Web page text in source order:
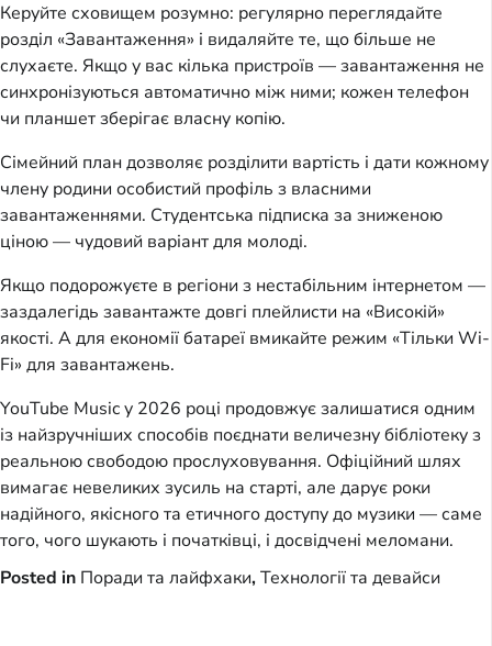
Керуйте сховищем розумно: регулярно переглядайте
розділ «Завантаження» і видаляйте те, що більше не
слухаєте. Якщо у вас кілька пристроїв — завантаження не
синхронізуються автоматично між ними; кожен телефон
чи планшет зберігає власну копію.
Сімейний план дозволяє розділити вартість і дати кожному
члену родини особистий профіль з власними
завантаженнями. Студентська підписка за зниженою
ціною — чудовий варіант для молоді.
Якщо подорожуєте в регіони з нестабільним інтернетом —
заздалегідь завантажте довгі плейлисти на «Високій»
якості. А для економії батареї вмикайте режим «Тільки Wi-
Fi» для завантажень.
YouTube Music у 2026 році продовжує залишатися одним
із найзручніших способів поєднати величезну бібліотеку з
реальною свободою прослуховування. Офіційний шлях
вимагає невеликих зусиль на старті, але дарує роки
надійного, якісного та етичного доступу до музики — саме
того, чого шукають і початківці, і досвідчені меломани.
Posted in Поради та лайфхаки,Технології та девайси